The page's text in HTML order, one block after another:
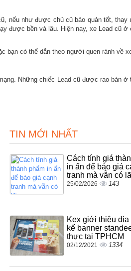
nếu như được chủ cũ bảo quản tốt,
được bền và lâu. Hiện nay, xe Lead cũ
bạn có thể dẫn theo người quen rành về
Những chiếc Lead cũ được rao bán
TIN MỚI NHẤT
Cách tính giá
in ấn để báo giá
tranh mà vẫn có
25/02/2026 143
Kex giới thiệu địa
kế banner
thực tại TPHCM
02/12/2021 1334